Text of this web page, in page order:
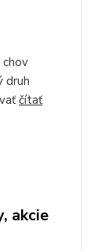
druh
čítať
akcie